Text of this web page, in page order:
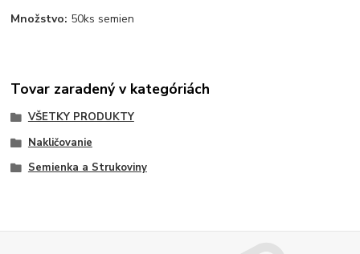
Množstvo: 50ks semien
Tovar zaradený v kategóriách
VŠETKY PRODUKTY
Nakličovanie
Semienka a Strukoviny